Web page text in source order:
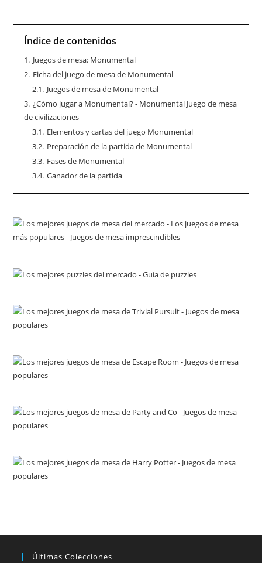
Índice de contenidos
1. Juegos de mesa: Monumental
2. Ficha del juego de mesa de Monumental
2.1. Juegos de mesa de Monumental
3. ¿Cómo jugar a Monumental? - Monumental Juego de mesa
de civilizaciones
3.1. Elementos y cartas del juego Monumental
3.2. Preparación de la partida de Monumental
3.3. Fases de Monumental
3.4. Ganador de la partida
Últimas Colecciones